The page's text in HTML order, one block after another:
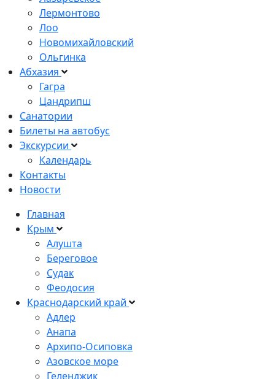
Лермонтово
Лоо
Новомихайловский
Ольгинка
Абхазия
Гагра
Цандрипш
Санатории
Билеты на автобус
Экскурсии
Календарь
Контакты
Новости
Главная
Крым
Алушта
Береговое
Судак
Феодосия
Краснодарский край
Адлер
Анапа
Архипо-Осиповка
Азовское море
Геленджик